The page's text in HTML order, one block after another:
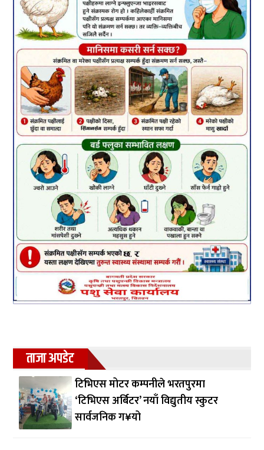
ताजा अपडेट
टिभिएस मोटर कम्पनीले भरतपुरमा
‘टिभिएस अर्बिटर’ नयाँ विद्युतीय स्कुटर
सार्वजनिक ग¥यो